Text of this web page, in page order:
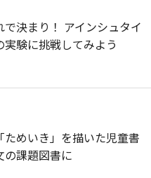
で決まり！ アインシュタイ
実験に挑戦してみよう
ためいき」を描いた児童書
の課題図書に